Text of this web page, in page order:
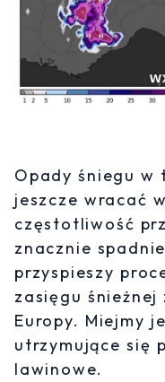
Opady śniegu w
jeszcze wracać
częstotliwość
znacznie
przyspieszy
zasięgu
Europy. Miejmy
utrzymujące się
lawinowe.